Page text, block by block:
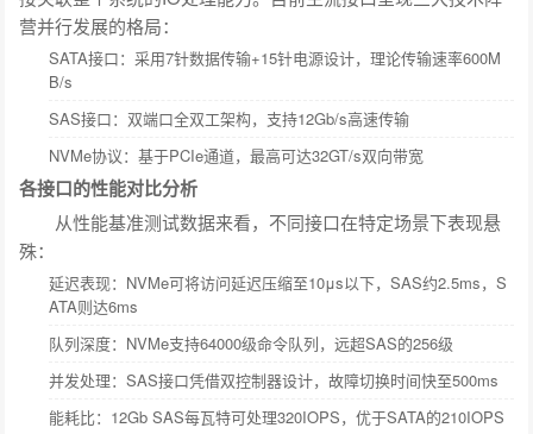
营并行发展的格局：
SATA接口：采用7针数据传输+15针电源设计，理论传输速率600M
B/s
SAS接口：双端口全双工架构，支持12Gb/s高速传输
NVMe协议：基于PCIe通道，最高可达32GT/s双向带宽
各接口的性能对比分析
从性能基准测试数据来看，不同接口在特定场景下表现悬
殊：
延迟表现：NVMe可将访问延迟压缩至10μs以下，SAS约2.5ms，S
ATA则达6ms
队列深度：NVMe支持64000级命令队列，远超SAS的256级
并发处理：SAS接口凭借双控制器设计，故障切换时间快至500ms
能耗比：12Gb SAS每瓦特可处理320IOPS，优于SATA的210IOPS